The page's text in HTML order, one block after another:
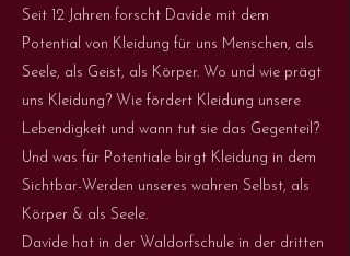
Seit 12 Jahren forscht Davide mit dem
Potential von Kleidung für uns Menschen, als
Seele, als Geist, als Körper. Wo und wie prägt
uns Kleidung? Wie fördert Kleidung unsere
Lebendigkeit und wann tut sie das Gegenteil?
Und was für Potentiale birgt Kleidung in dem
Sichtbar-Werden unseres wahren Selbst, als
Körper & als Seele.
Davide hat in der Waldorfschule in der dritten